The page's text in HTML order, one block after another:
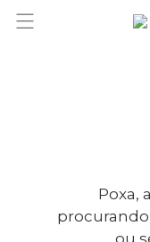
você merece 30%
Poxa,
procurando
ou